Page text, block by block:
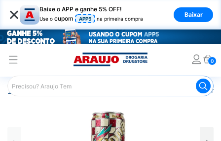
× Baixe o APP e ganhe 5% OFF!
Use o cupom APP5 na primeira compra
Baixar
0
Araujo Mercado Chá Preto